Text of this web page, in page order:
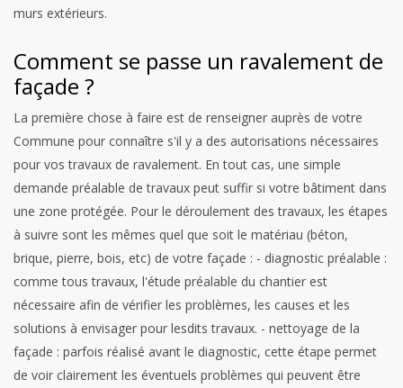
murs extérieurs.
Comment se passe un ravalement de
façade ?
La première chose à faire est de renseigner auprès de votre
Commune pour connaître s'il y a des autorisations nécessaires
pour vos travaux de ravalement. En tout cas, une simple
demande préalable de travaux peut suffir si votre bâtiment dans
une zone protégée. Pour le déroulement des travaux, les étapes
à suivre sont les mêmes quel que soit le matériau (béton,
brique, pierre, bois, etc) de votre façade : - diagnostic préalable :
comme tous travaux, l'étude préalable du chantier est
nécessaire afin de vérifier les problèmes, les causes et les
solutions à envisager pour lesdits travaux. - nettoyage de la
façade : parfois réalisé avant le diagnostic, cette étape permet
de voir clairement les éventuels problèmes qui peuvent être